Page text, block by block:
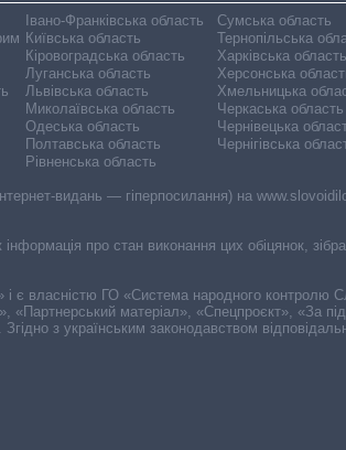
Івано-Франківська область
Київська область
Кіровоградська область
Луганська область
Львівська область
Миколаївська область
Одеська область
Полтавська область
Рівненська область
Сумська область
Тернопільська
Харківська область
Херсонська
Хмельницька
Черкаська область
Чернівецька
Чернігівська
видань — гіперпосилання) на
про стан виконання цих обіцянок,
є власністю ГО «Система народного контролю
«Партнерський матеріал», «Спецпроєкт», «За
з українським законодавством